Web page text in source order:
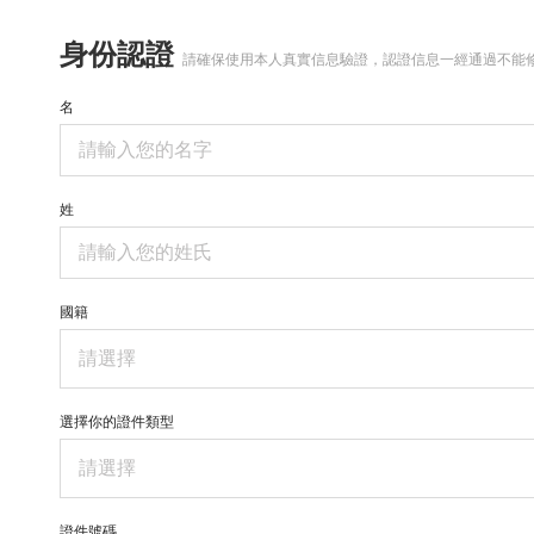
身份認證 請確保使用本人真實信息驗證，認證信息一經通過不能
名
姓
國籍
請選擇
選擇你的證件類型
請選擇